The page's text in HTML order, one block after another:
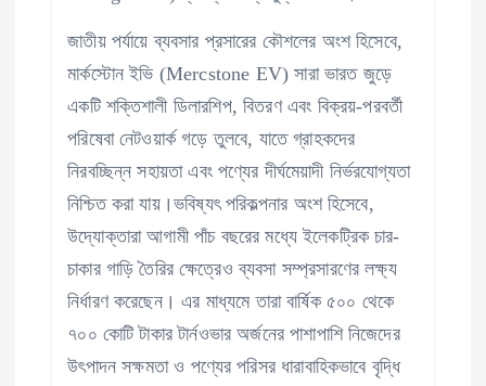
জাতীয় পর্যায়ে ব্যবসার প্রসারের কৌশলের অংশ হিসেবে,
মার্কস্টোন ইভি (Mercstone EV) সারা ভারত জুড়ে
একটি শক্তিশালী ডিলারশিপ, বিতরণ এবং বিক্রয়-পরবর্তী
পরিষেবা নেটওয়ার্ক গড়ে তুলবে, যাতে গ্রাহকদের
নিরবচ্ছিন্ন সহায়তা এবং পণ্যের দীর্ঘমেয়াদী নির্ভরযোগ্যতা
নিশ্চিত করা যায়।ভবিষ্যৎ পরিকল্পনার অংশ হিসেবে,
উদ্যোক্তারা আগামী পাঁচ বছরের মধ্যে ইলেকট্রিক চার-
চাকার গাড়ি তৈরির ক্ষেত্রেও ব্যবসা সম্প্রসারণের লক্ষ্য
নির্ধারণ করেছেন। এর মাধ্যমে তারা বার্ষিক ৫০০ থেকে
৭০০ কোটি টাকার টার্নওভার অর্জনের পাশাপাশি নিজেদের
উৎপাদন সক্ষমতা ও পণ্যের পরিসর ধারাবাহিকভাবে বৃদ্ধি